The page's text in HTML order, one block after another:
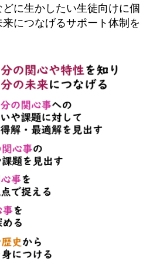
に生かしたい生徒向けに個
につなげるサポート体制を